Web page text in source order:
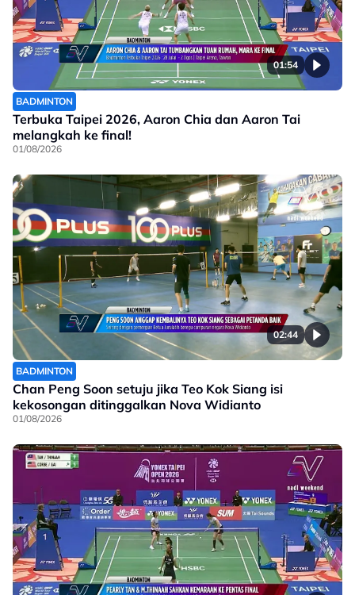
01:54
BADMINTON
Terbuka Taipei 2026, Aaron Chia dan Aaron Tai
melangkah ke final!
01/08/2026
02:44
BADMINTON
Chan Peng Soon setuju jika Teo Kok Siang isi
kekosongan ditinggalkan Nova Widianto
01/08/2026